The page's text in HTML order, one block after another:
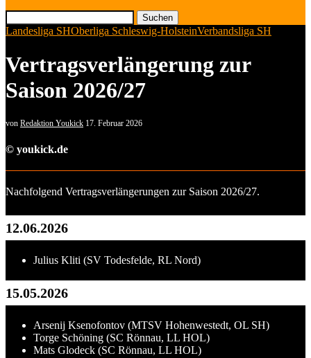
Suchen
Landesliga SHOberliga Schleswig-HolsteinVerbandsliga SH
Vertragsverlängerung zur
Saison 2026/27
von Redaktion Youkick 17. Februar 2026
© youkick.de
Nachfolgend Vertragsverlängerungen zur Saison 2026/27.
12.06.2026
Julius Kliti (SV Todesfelde, RL Nord)
15.05.2026
Arsenij Ksenofontov (MTSV Hohenwestedt, OL SH)
Torge Schöning (SC Rönnau, LL HOL)
Mats Glodeck (SC Rönnau, LL HOL)